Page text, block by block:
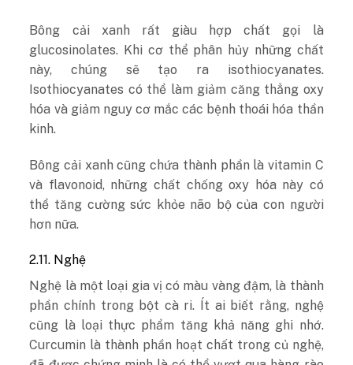
Bông cải xanh rất giàu hợp chất gọi là
glucosinolates. Khi cơ thể phân hủy những chất
này, chúng sẽ tạo ra isothiocyanates.
Isothiocyanates có thể làm giảm căng thẳng oxy
hóa và giảm nguy cơ mắc các bệnh thoái hóa thần
kinh.
Bông cải xanh cũng chứa thành phần là vitamin C
và flavonoid, những chất chống oxy hóa này có
thể tăng cường sức khỏe não bộ của con người
hơn nữa.
2.11. Nghệ
Nghệ là một loại gia vị có màu vàng đậm, là thành
phần chính trong bột cà ri. Ít ai biết rằng, nghệ
cũng là loại thực phẩm tăng khả năng ghi nhớ.
Curcumin là thành phần hoạt chất trong củ nghệ,